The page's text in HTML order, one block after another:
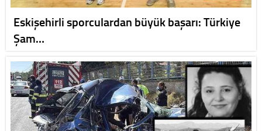
Eskişehirli sporculardan büyük başarı: Türkiye
Şam…